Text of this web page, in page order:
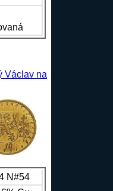
Václav na
N#54